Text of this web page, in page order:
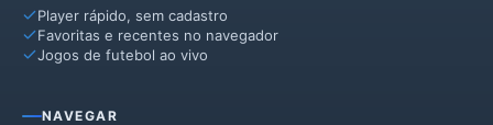
Player rápido, sem cadastro
Favoritas e recentes no navegador
Jogos de futebol ao vivo
NAVEGAR